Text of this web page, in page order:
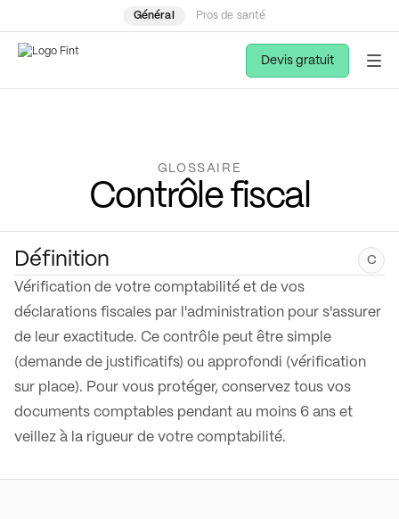
Général Pros de santé
Devis gratuit
GLOSSAIRE
Contrôle fiscal
Définition C
Vérification de votre comptabilité et de vos
déclarations fiscales par l'administration pour s'assurer
de leur exactitude. Ce contrôle peut être simple
(demande de justificatifs) ou approfondi (vérification
sur place). Pour vous protéger, conservez tous vos
documents comptables pendant au moins 6 ans et
veillez à la rigueur de votre comptabilité.